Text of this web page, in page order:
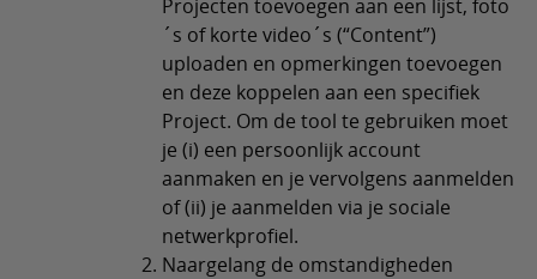
Projecten toevoegen aan een lijst, foto
´s of korte video´s (“Content”)
uploaden en opmerkingen toevoegen
en deze koppelen aan een specifiek
Project. Om de tool te gebruiken moet
je (i) een persoonlijk account
aanmaken en je vervolgens aanmelden
of (ii) je aanmelden via je sociale
netwerkprofiel.
Naargelang de omstandigheden